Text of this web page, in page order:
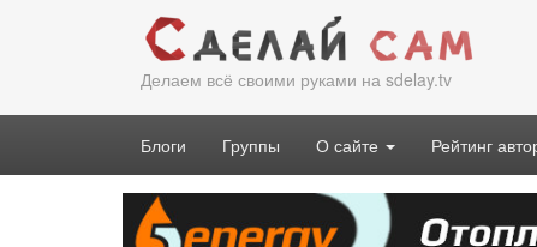
Делаем всё своими руками на sdelay.tv
Блоги Группы О сайте Рейтинг